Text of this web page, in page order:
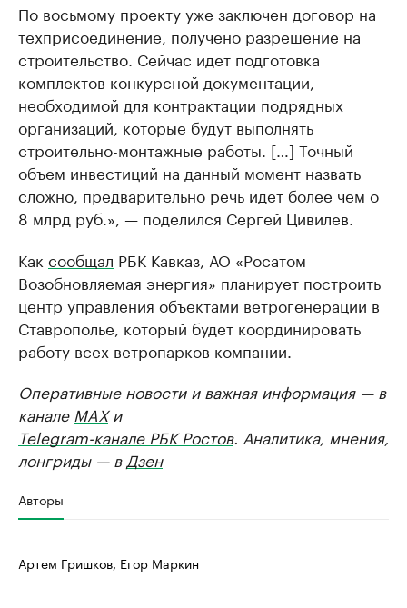
По восьмому проекту уже заключен договор на
техприсоединение, получено разрешение на
строительство. Сейчас идет подготовка
комплектов конкурсной документации,
необходимой для контрактации подрядных
организаций, которые будут выполнять
строительно-монтажные работы. […] Точный
объем инвестиций на данный момент назвать
сложно, предварительно речь идет более чем о
8 млрд руб.», — поделился Сергей Цивилев.
Как сообщал РБК Кавказ, АО «Росатом
Возобновляемая энергия» планирует построить
центр управления объектами ветрогенерации в
Ставрополье, который будет координировать
работу всех ветропарков компании.
Оперативные новости и важная информация — в
канале MAXи
Telegram-канале РБК Ростов. Аналитика, мнения,
лонгриды — в Дзен
Авторы
Артем Гришков, Егор Маркин